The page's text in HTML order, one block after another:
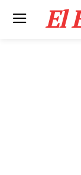
El